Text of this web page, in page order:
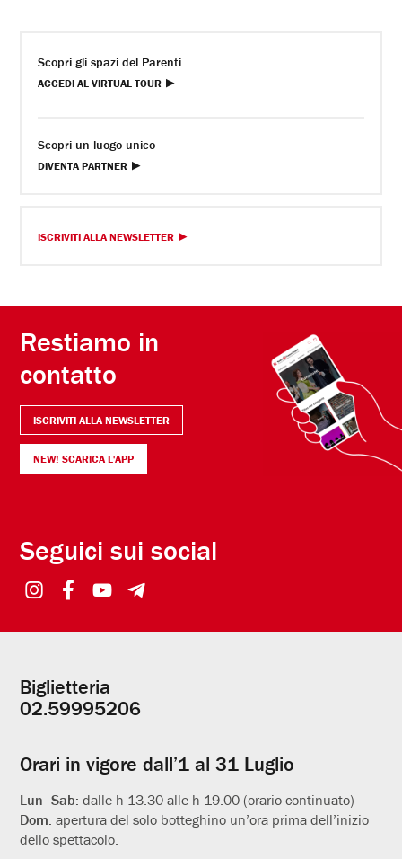
Scopri gli spazi del Parenti
ACCEDI AL VIRTUAL TOUR
Scopri un luogo unico
DIVENTA PARTNER
ISCRIVITI ALLA NEWSLETTER
Restiamo in
contatto
ISCRIVITI ALLA NEWSLETTER
NEW! SCARICA L'APP
Seguici sui social
Informazioni
utili
Biglietteria
02.59995206
Orari in vigore dall’1 al 31 Luglio
Lun–Sab:dalle h 13.30 alle h 19.00 (orario continuato)
Dom:apertura del solo botteghino un’ora prima dell’inizio
dello spettacolo.